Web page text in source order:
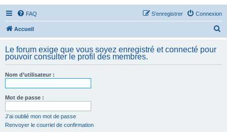
FAQ Connexion
S’enregistrer
Accueil
h
Le forum exige que vous soyez enregistré et connecté pour
pouvoir consulter le profil des membres.
Nom d’utilisateur :
Mot de passe :
J’ai oublié mon mot de passe
Renvoyer le courriel de confirmation